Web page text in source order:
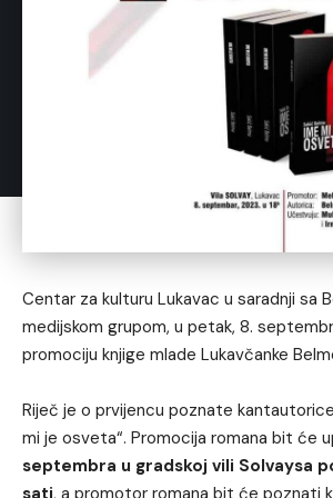
Centar za kulturu Lukavac u saradnji sa
medijskom grupom, u petak, 8.
promociju knjige mlade Lukavčanke
Riječ je o prvijencu poznate
mi je osveta“. Promocija romana bit će
septembra u gradskoj vili Solvaysa
sati, a promotor romana bit će poznati